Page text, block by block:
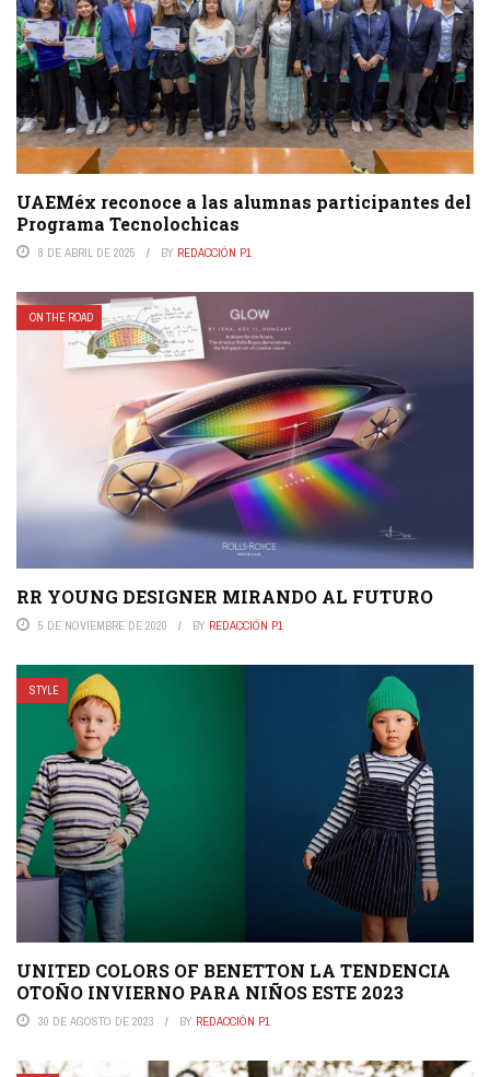
UAEMéx reconoce a las alumnas participantes del
Programa Tecnolochicas
8 DE ABRIL DE 2025 BY REDACCIÓN P1
ON THE ROAD
RR YOUNG DESIGNER MIRANDO AL FUTURO
5 DE NOVIEMBRE DE 2020 BY REDACCIÓN P1
STYLE
UNITED COLORS OF BENETTON LA TENDENCIA
OTOÑO INVIERNO PARA NIÑOS ESTE 2023
30 DE AGOSTO DE 2023 BY REDACCIÓN P1